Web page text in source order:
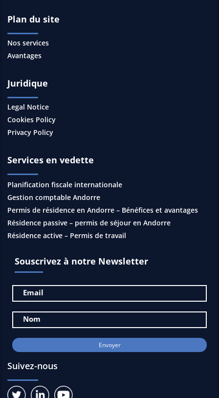
Plan du site
Nos services
Avantages
Juridique
Legal Notice
Cookies Policy
Privacy Policy
Services en vedette
Planification fiscale internationale
Gestion comptable Andorre
Permis de résidence en Andorre – Bénéfices et avantages
Résidence passive – permis de séjour en Andorre
Résidence active – Permis de travail
Souscrivez à notre Newsletter
Suivez-nous